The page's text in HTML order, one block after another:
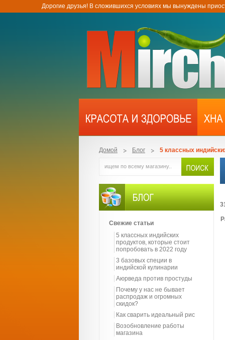
Дорогие друзья! В сложившихся условиях мы вынуждены
Домой Блог 5 классных
Свежие статьи
5 классных индийских
продуктов, которые стоит
попробовать в 2022 году
3 базовых специи в
индийской кулинарии
Аюрведа против простуды
Почему у нас не бывает
распродаж и огромных
скидок?
Как сварить идеальный рис
Возобновление работы
магазина